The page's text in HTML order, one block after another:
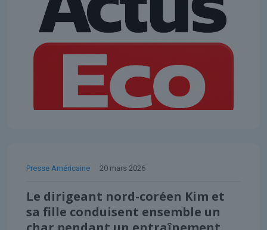
Presse Américaine 20 mars 2026
Le dirigeant nord-coréen Kim et
sa fille conduisent ensemble un